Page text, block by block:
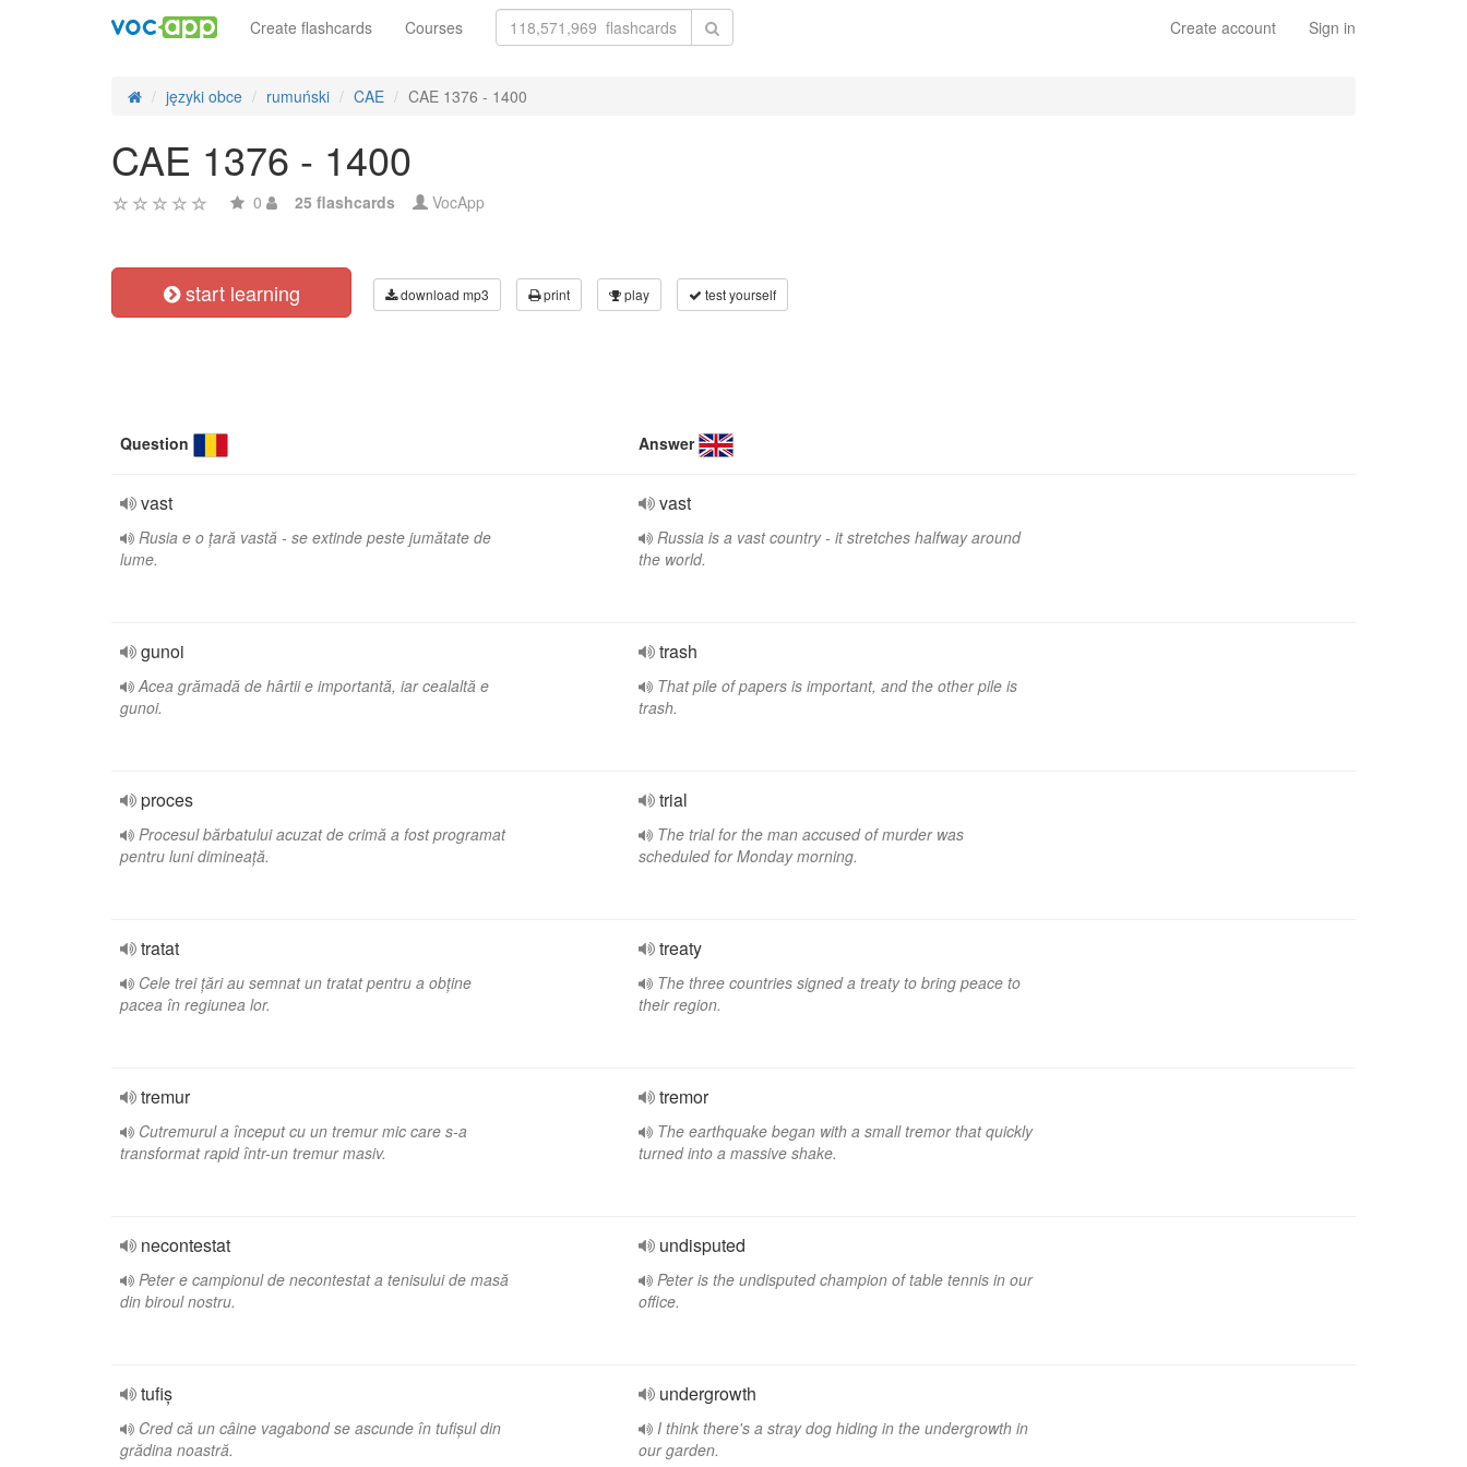
Create account Sign in
Create flashcards Courses
języki obce rumuński CAE CAE 1376 - 1400
CAE 1376 - 1400
0 25 flashcards VocApp
start learning download mp3 print play test yourself
Question Answer
vast
Rusia e o țară vastă - se extinde peste jumătate de
lume.
vast
Russia is a vast country - it stretches halfway around
the world.
gunoi
Acea grămadă de hârtii e importantă, iar cealaltă e
gunoi.
trash
That pile of papers is important, and the other pile is
trash.
proces
Procesul bărbatului acuzat de crimă a fost programat
pentru luni dimineață.
trial
The trial for the man accused of murder was
scheduled for Monday morning.
tratat
Cele trei țări au semnat un tratat pentru a obține
pacea în regiunea lor.
treaty
The three countries signed a treaty to bring peace to
their region.
tremur
Cutremurul a început cu un tremur mic care s-a
transformat rapid într-un tremur masiv.
tremor
The earthquake began with a small tremor that quickly
turned into a massive shake.
necontestat
Peter e campionul de necontestat a tenisului de masă
din biroul nostru.
undisputed
Peter is the undisputed champion of table tennis in our
office.
tufiș
Cred că un câine vagabond se ascunde în tufișul din
grădina noastră.
undergrowth
I think there's a stray dog hiding in the undergrowth in
our garden.